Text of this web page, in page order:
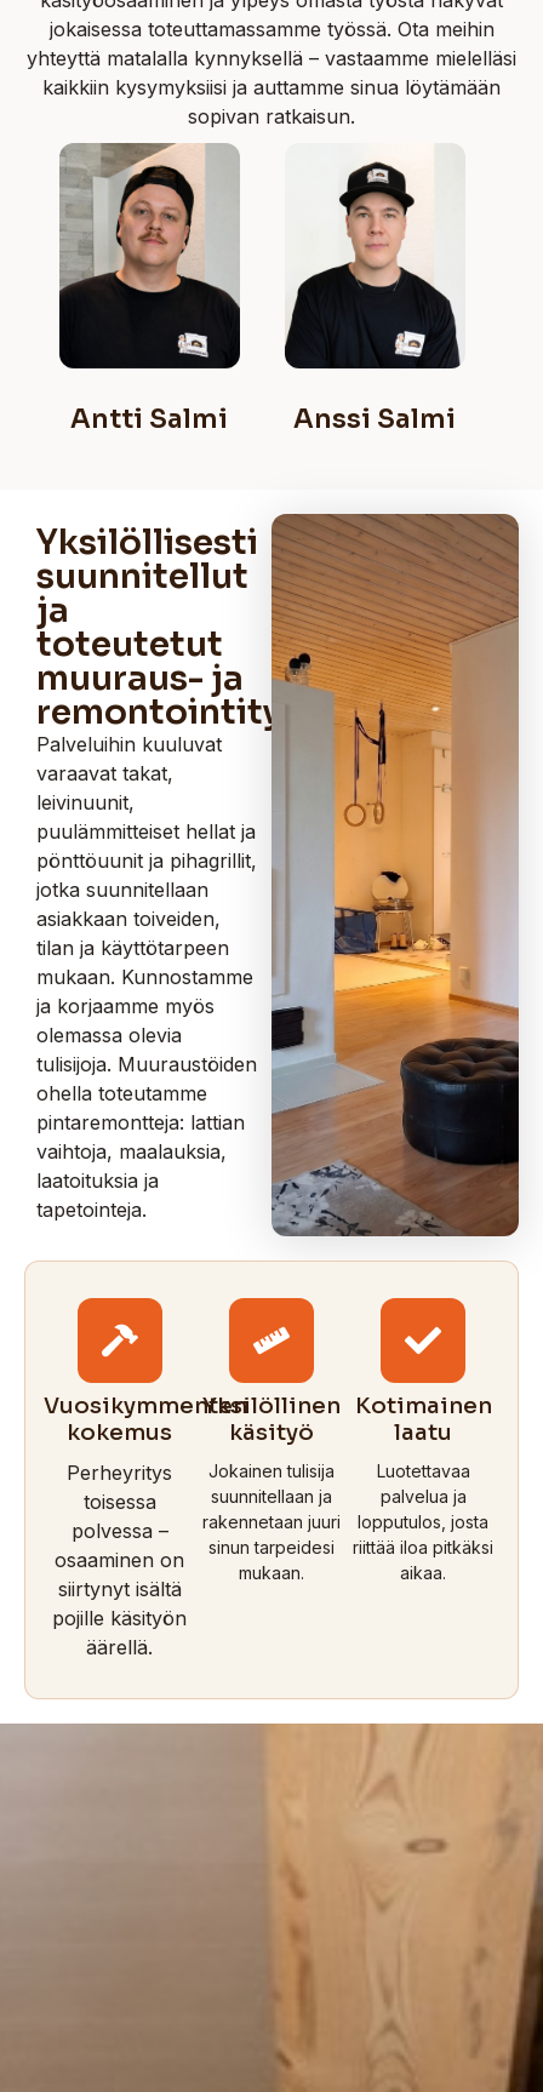
jokaisessa toteuttamassamme työssä. Ota meihin
yhteyttä matalalla kynnyksellä – vastaamme mielelläsi
kaikkiin kysymyksiisi ja auttamme sinua löytämään
sopivan ratkaisun.
Antti Salmi Anssi Salmi
Yksilöllisesti
suunnitellut
ja
toteutetut
muuraus- ja
remontointityöt
Palveluihin kuuluvat
varaavat takat,
leivinuunit,
puulämmitteiset hellat ja
pönttöuunit ja pihagrillit,
jotka suunnitellaan
asiakkaan toiveiden,
tilan ja käyttötarpeen
mukaan. Kunnostamme
ja korjaamme myös
olemassa olevia
tulisijoja. Muuraustöiden
ohella toteutamme
pintaremontteja: lattian
vaihtoja, maalauksia,
laatoituksia ja
tapetointeja.
Vuosikymmenten
kokemus
Perheyritys
toisessa
polvessa –
osaaminen on
siirtynyt isältä
pojille käsityön
äärellä.
Yksilöllinen
käsityö
Jokainen tulisija
suunnitellaan ja
rakennetaan juuri
sinun tarpeidesi
mukaan.
Kotimainen
laatu
Luotettavaa
palvelua ja
lopputulos, josta
riittää iloa pitkäksi
aikaa.